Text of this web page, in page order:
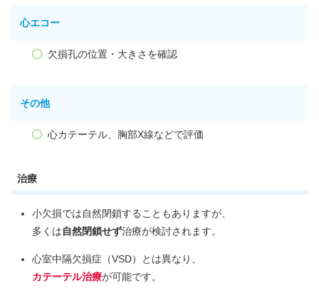
心エコー
欠損孔の位置・大きさを確認
その他
心カテーテル、胸部X線などで評価
治療
小欠損では自然閉鎖することもありますが、
多くは自然閉鎖せず治療が検討されます。
心室中隔欠損症（VSD）とは異なり、
カテーテル治療が可能です。